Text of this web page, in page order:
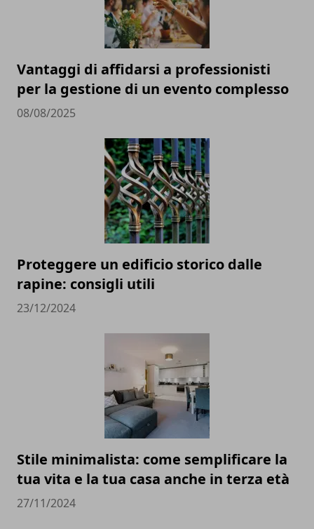
Vantaggi di affidarsi a professionisti
per la gestione di un evento complesso
08/08/2025
Proteggere un edificio storico dalle
rapine: consigli utili
23/12/2024
Stile minimalista: come semplificare la
tua vita e la tua casa anche in terza età
27/11/2024